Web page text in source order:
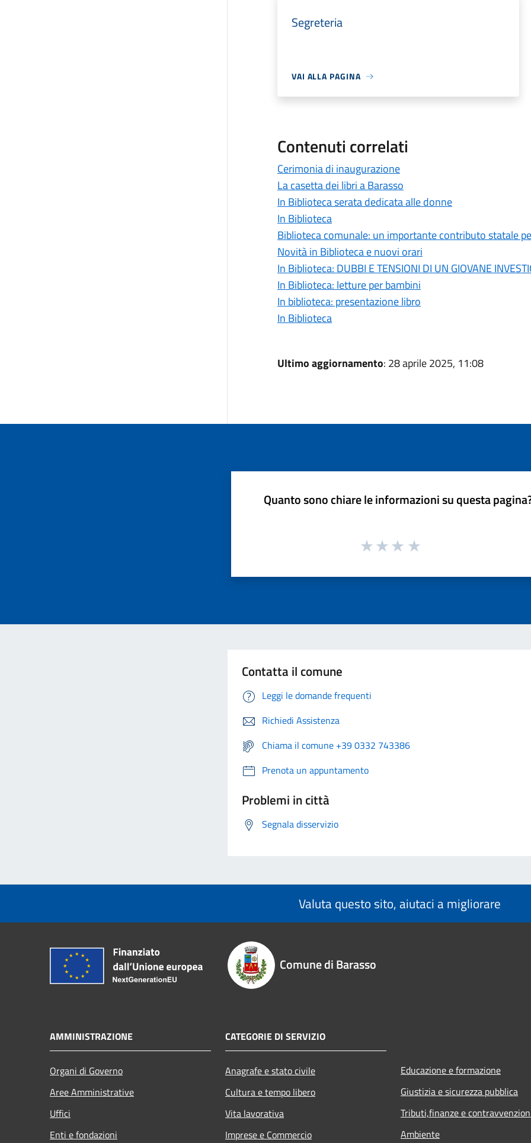
Segreteria
VAI ALLA PAGINA
Contenuti correlati
Cerimonia di inaugurazione
La casetta dei libri a Barasso
In Biblioteca serata dedicata alle donne
In Biblioteca
Biblioteca comunale: un importante contributo statale
Novità in Biblioteca e nuovi orari
In Biblioteca: DUBBI E TENSIONI DI UN GIOVANE
In Biblioteca: letture per bambini
In biblioteca: presentazione libro
In Biblioteca
Ultimo aggiornamento: 28 aprile 2025, 11:08
Quanto sono chiare le informazioni su questa
Contatta il comune
Leggi le domande frequenti
Richiedi Assistenza
Chiama il comune +39 0332 743386
Prenota un appuntamento
Problemi in città
Segnala disservizio
Valuta questo sito, aiutaci a migliorare
Comune di Barasso
AMMINISTRAZIONE
Organi di Governo
Aree Amministrative
Uffici
Enti e fondazioni
CATEGORIE DI SERVIZIO
Anagrafe e stato civile
Cultura e tempo libero
Vita lavorativa
Imprese e Commercio
Educazione e formazione
Giustizia e sicurezza pubblica
Tributi,finanze e
Ambiente